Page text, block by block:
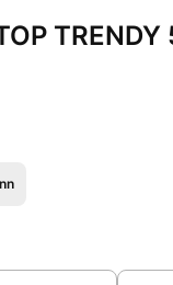
TRENDY